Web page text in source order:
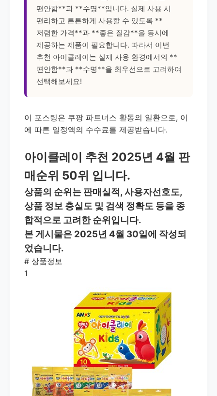
편안함**과 **수명**입니다. 실제 사용 시
편리하고 튼튼하게 사용할 수 있도록 **
저렴한 가격**과 **좋은 질감**을 동시에
제공하는 제품이 필요합니다. 따라서 이번
추천 아이클레이는 실제 사용 환경에서의 **
편안함**과 **수명**을 최우선으로 고려하여
선택해보세요!
이 포스팅은 쿠팡 파트너스 활동의 일환으로, 이
에 따른 일정액의 수수료를 제공받습니다.
아이클레이 추천 2025년 4월 판
매순위 50위 입니다.
상품의 순위는 판매실적, 사용자선호도,
상품 정보 충실도 및 검색 정확도 등을 종
합적으로 고려한 순위입니다.
본 게시물은 2025년 4월 30일에 작성되
었습니다.
# 상품정보
1